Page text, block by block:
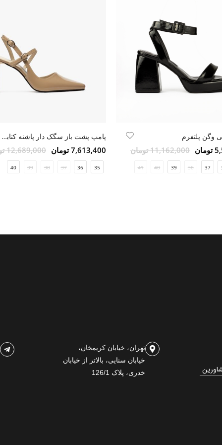
وگن پلتفرم
11,162,000 تومان
37
38
39
40
41
پامپ پشت باز سگک دار پاشنه کتابی کرم ورنی طبیعی
7,613,400 تومان 12,689,000 تومان
35
36
37
38
39
40
تهران، خیابان کریمخان،
خیابان سنایی، بالاتر از خیابان
خدری، پلاک 126/1